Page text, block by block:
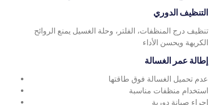
التنظيف الدوري
تنظيف درج المنظفات، الفلتر، وحلة الغسيل يمنع الروائح
الكريهة ويحسن الأداء
إطالة عمر الغسالة
عدم تحميل الغسالة فوق طاقتها
استخدام منظفات مناسبة
إجراء صيانة دورية